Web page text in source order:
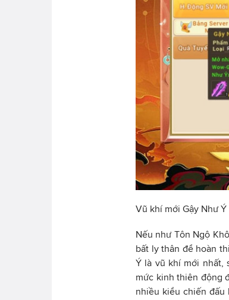
Vũ khí mới Gậy Như
Nếu như Tôn Ngộ
bất ly thân để hoàn
Ý là vũ khí mới nhất,
mức kinh thiên động
nhiều kiểu chiến đấu